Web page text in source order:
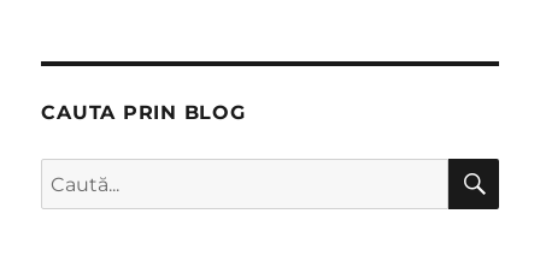
CAUTA PRIN BLOG
Caută
după: